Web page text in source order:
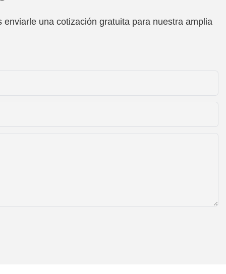
una cotización gratuita para nuestra amplia